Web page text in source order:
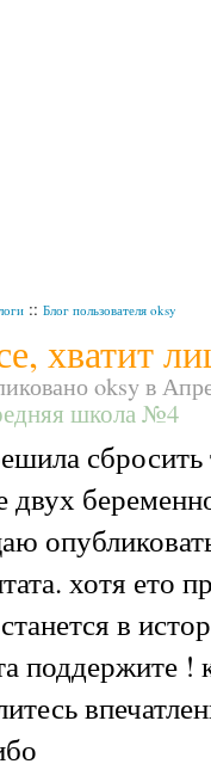
:: Блог пользователя oksy
хватит
oksy в
школа №4
двух
хотя ето
в
поддержите !